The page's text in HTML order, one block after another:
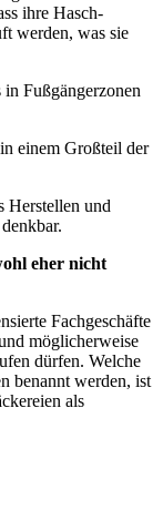
ihre Hasch-
werden, was sie
Fußgängerzonen
einem Großteil der
Herstellen und
eher nicht
Fachgeschäfte
möglicherweise
dürfen. Welche
benannt werden, ist
als